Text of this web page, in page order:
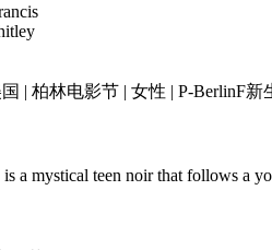
林电影节 | 女性 | P-BerlinF新生
teen noir that follows a